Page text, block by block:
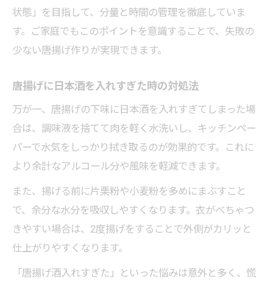
状態」を目指して、分量と時間の管理を徹底していま
す。ご家庭でもこのポイントを意識することで、失敗の
少ない唐揚げ作りが実現できます。
唐揚げに日本酒を入れすぎた時の対処法
万が一、唐揚げの下味に日本酒を入れすぎてしまった場
合は、調味液を捨てて肉を軽く水洗いし、キッチンペー
パーで水気をしっかり拭き取るのが効果的です。これに
より余計なアルコール分や風味を軽減できます。
また、揚げる前に片栗粉や小麦粉を多めにまぶすこと
で、余分な水分を吸収しやすくなります。衣がべちゃつ
きやすい場合は、2度揚げをすることで外側がカリッと
仕上がりやすくなります。
「唐揚げ酒入れすぎた」といった悩みは意外と多く、慌